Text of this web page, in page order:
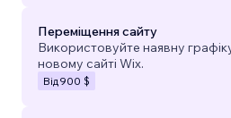
Переміщення сайту
Використовуйте наявну
новому сайті Wix.
Від 900 $